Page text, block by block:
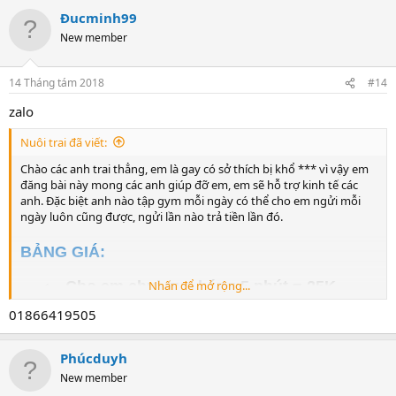
có thêm tiền thưởng, ĐẶC BIỆT:
gym xong mà chơi luôn sẽ có thưởng cao
- Mỗi ngày chỉ tiếp tối đa 2 anh
YÊU CẦU:
- Trai thẳng 100%, men, đẹp, ốm hoặc gym
(không mập), dưới 26 tuổi
- Cơ thể, quần lót, giày, vớ có mùi hôi (càng
nồng nặc càng tốt)
Để lại zalo, em sẽ add ngay.
Đucminh99
New member
14 Tháng tám 2018 #14
zalo
Nuôi trai đã viết:
Chào các anh trai thẳng, em là gay có sở thích bị khổ *** vì vậy em
đăng bài này mong các anh giúp đỡ em, em sẽ hỗ trợ kinh tế các
anh. Đặc biệt anh nào tập gym mỗi ngày có thể cho em ngửi mỗi
ngày luôn cũng được, ngửi lần nào trả tiền lần đó.
BẢNG GIÁ:
- Cho em chui qua háng 5 phút = 25K
- Cho em ngửi và liếm giày 5 phút = 25K
-Cho em ngửi và liếm vớ 5 phút = 25K
-Cho em n
- Nhổ nước bọt cho em uống 10 lần = 25K
Nhấn để mở rộng...
01866419505
Phúcduyh
New member